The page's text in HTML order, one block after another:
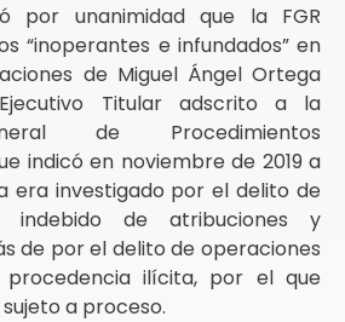
por unanimidad que la FGR
“inoperantes e infundados” en
de Miguel Ángel Ortega
Titular adscrito a la
de Procedimientos
indicó en noviembre de 2019 a
era investigado por el delito de
de atribuciones y
de por el delito de operaciones
ilícita, por el que
a proceso.